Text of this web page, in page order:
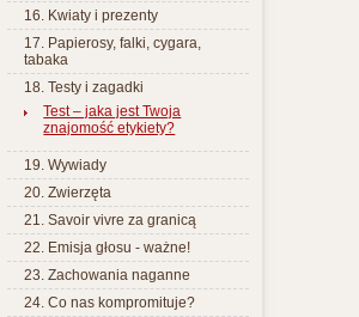
16. Kwiaty i prezenty
17. Papierosy, falki, cygara,
tabaka
18. Testy i zagadki
Test – jaka jest Twoja
znajomość etykiety?
19. Wywiady
20. Zwierzęta
21. Savoir vivre za granicą
22. Emisja głosu - ważne!
23. Zachowania naganne
24. Co nas kompromituje?